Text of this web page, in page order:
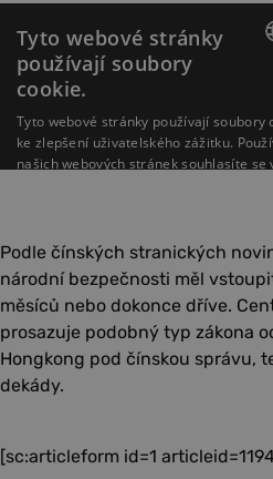
Podle čínských stranických
národní bezpečnosti měl
měsíců nebo dokonce dříve.
prosazuje podobný typ zákona
Hongkong pod čínskou správu,
dekády.
[sc:articleform id=1